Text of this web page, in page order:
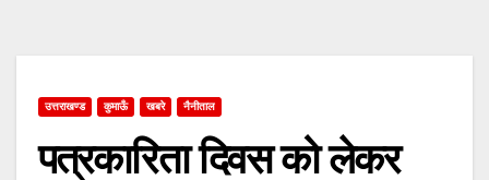
उत्तराखण्ड कुमाऊँ खबरे नैनीताल
पत्रकारिता दिवस को लेकर